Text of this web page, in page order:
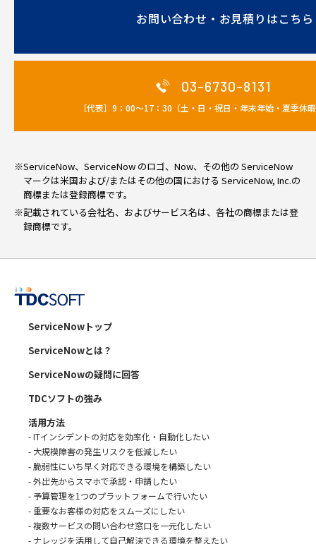
お問い合わせ・お見積りはこちら
03-6730-8131
［代表］9：00～17：30（土・日・祝日・年末年始・夏季休
※ServiceNow、ServiceNow のロゴ、Now、その他の ServiceNow
マークは米国および/またはその他の国における ServiceNow, Inc.の
商標または登録商標です。
※記載されている会社名、およびサービス名は、各社の商標または登
録商標です。
ServiceNowトップ
ServiceNowとは？
ServiceNowの疑問に回答
TDCソフトの強み
活用方法
- ITインシデントの対応を効率化・自動化したい
- 大規模障害の発生リスクを低減したい
- 脆弱性にいち早く対応できる環境を構築したい
- 外出先からスマホで承認・申請したい
- 予算管理を1つのプラットフォームで行いたい
- 重要なお客様の対応をスムーズにしたい
- 複数サービスの問い合わせ窓口を一元化したい
- ナレッジを活用して自己解決できる環境を整えたい